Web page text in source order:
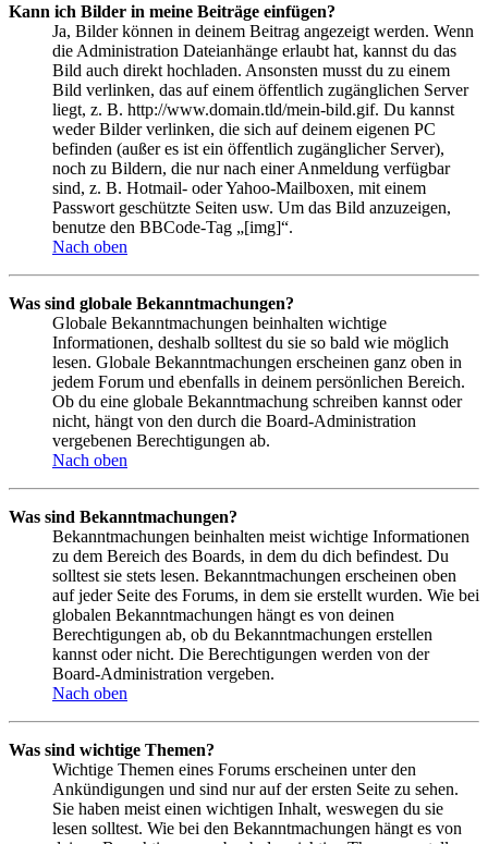
Kann ich Bilder in meine Beiträge einfügen?
Ja, Bilder können in deinem Beitrag angezeigt werden. Wenn
die Administration Dateianhänge erlaubt hat, kannst du das
Bild auch direkt hochladen. Ansonsten musst du zu einem
Bild verlinken, das auf einem öffentlich zugänglichen Server
liegt, z. B. http://www.domain.tld/mein-bild.gif. Du kannst
weder Bilder verlinken, die sich auf deinem eigenen PC
befinden (außer es ist ein öffentlich zugänglicher Server),
noch zu Bildern, die nur nach einer Anmeldung verfügbar
sind, z. B. Hotmail- oder Yahoo-Mailboxen, mit einem
Passwort geschützte Seiten usw. Um das Bild anzuzeigen,
benutze den BBCode-Tag „[img]“.
Nach oben
Was sind globale Bekanntmachungen?
Globale Bekanntmachungen beinhalten wichtige
Informationen, deshalb solltest du sie so bald wie möglich
lesen. Globale Bekanntmachungen erscheinen ganz oben in
jedem Forum und ebenfalls in deinem persönlichen Bereich.
Ob du eine globale Bekanntmachung schreiben kannst oder
nicht, hängt von den durch die Board-Administration
vergebenen Berechtigungen ab.
Nach oben
Was sind Bekanntmachungen?
Bekanntmachungen beinhalten meist wichtige Informationen
zu dem Bereich des Boards, in dem du dich befindest. Du
solltest sie stets lesen. Bekanntmachungen erscheinen oben
auf jeder Seite des Forums, in dem sie erstellt wurden. Wie bei
globalen Bekanntmachungen hängt es von deinen
Berechtigungen ab, ob du Bekanntmachungen erstellen
kannst oder nicht. Die Berechtigungen werden von der
Board-Administration vergeben.
Nach oben
Was sind wichtige Themen?
Wichtige Themen eines Forums erscheinen unter den
Ankündigungen und sind nur auf der ersten Seite zu sehen.
Sie haben meist einen wichtigen Inhalt, weswegen du sie
lesen solltest. Wie bei den Bekanntmachungen hängt es von